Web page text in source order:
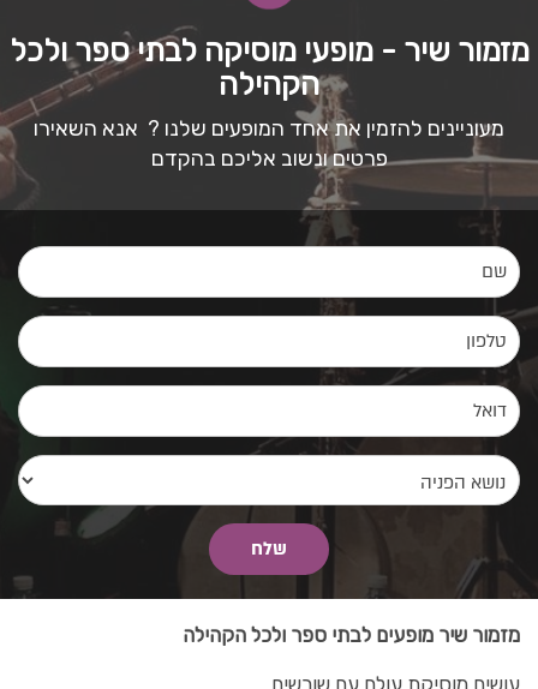
מזמור שיר - מופעי מוסיקה לבתי ספר ולכל
הקהילה
מעוניינים להזמין את אחד המופעים שלנו ? אנא השאירו
פרטים ונשוב אליכם בהקדם
מזמור שיר מופעים לבתי ספר ולכל הקהילה
עושים מוסיקת עולם עם שורשים